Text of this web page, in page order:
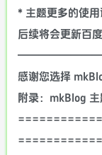
* 主题更多的使用
后续将会更新百
感谢您选择
附录：mkBlog